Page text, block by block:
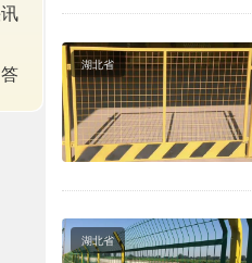
湖北省
湖北省